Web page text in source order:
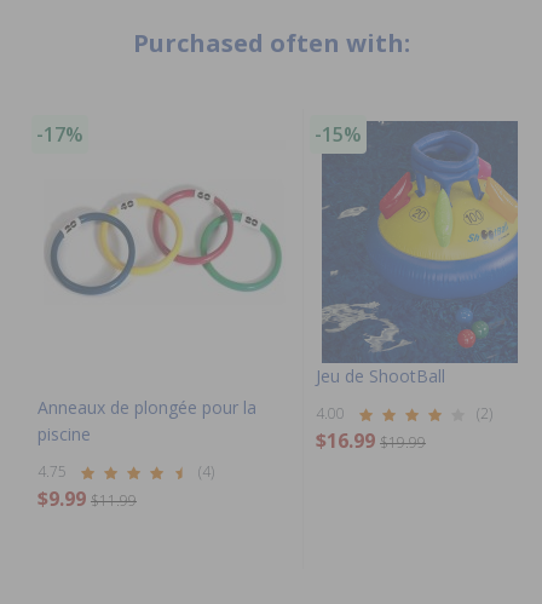
Purchased often with:
-17%
Anneaux de plongée pour la
piscine
4.75 (4)
$9.99 $11.99
-15%
Jeu de ShootBall
4.00 (2)
$16.99 $19.99